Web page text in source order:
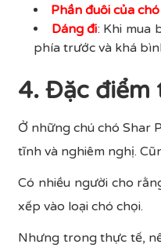
Phần đuôi của
Dáng đi: Khi mua
phía trước và khá
4. Đặc điểm
Ở những chú chó Shar
tĩnh và nghiêm nghị.
Có nhiều người cho
xếp vào loại chó chọi.
Nhưng trong thực tế,